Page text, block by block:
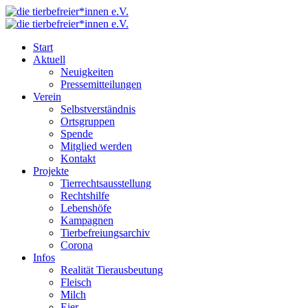
Start
Aktuell
Neuigkeiten
Pressemitteilungen
Verein
Selbstverständnis
Ortsgruppen
Spende
Mitglied werden
Kontakt
Projekte
Tierrechtsausstellung
Rechtshilfe
Lebenshöfe
Kampagnen
Tierbefreiungsarchiv
Corona
Infos
Realität Tierausbeutung
Fleisch
Milch